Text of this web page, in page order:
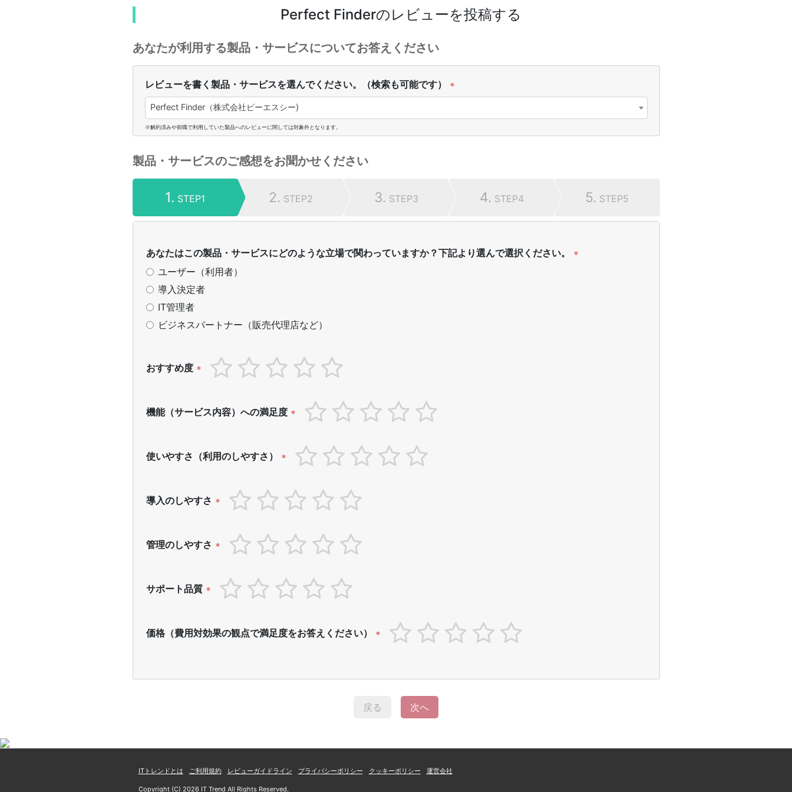
Perfect Finderのレビューを投稿する
あなたが利用する製品・サービスについてお答えください
レビューを書く製品・サービスを選んでください。（検索も可能です） *
Perfect Finder（株式会社ピーエスシー)
※解約済みや前職で利用していた製品へのレビューに関しては対象外となります。
製品・サービスのご感想をお聞かせください
1. STEP1 2. STEP2 3. STEP3 4. STEP4 5. STEP5
あなたはこの製品・サービスにどのような立場で関わっていますか？下記より選んで選択ください。
*
ユーザー（利用者）
導入決定者
IT管理者
ビジネスパートナー（販売代理店など）
おすすめ度 *
機能（サービス内容）への満足度 *
使いやすさ（利用のしやすさ） *
導入のしやすさ *
管理のしやすさ *
サポート品質 *
価格（費用対効果の観点で満足度をお答えください） *
戻る 次へ
ITトレンドとは ご利用規約 レビューガイドライン プライバシーポリシー クッキーポリシー 運営会社
Copyright (C) 2026 IT Trend All Rights Reserved.